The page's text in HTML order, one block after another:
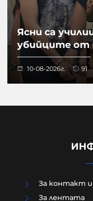
Ясни са
убийците от
10-08-2026г. 91
За контакт и
За лентата